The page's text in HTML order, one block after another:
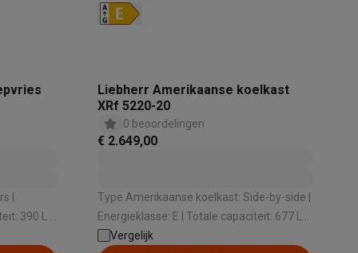
met ecochequesSledestofzuigers met
Keukenaccessoires met ecocheques
|
Liebherr Amerikaanse koelkast
XRf 5220-20
0 beoordelingen
€ 2.649,00
Type Amerikaanse koelkast: Side-by-side |
Energieklasse: E | Totale capaciteit: 677 L |
Vergelijk